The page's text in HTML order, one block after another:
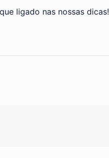
ligado nas nossas dicas!